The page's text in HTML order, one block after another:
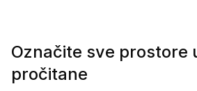
Označite sve prostore
pročitane